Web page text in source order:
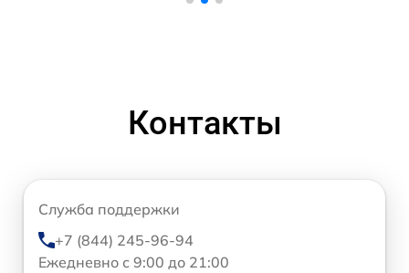
Контакты
Служба поддержки
+7 (844) 245-96-94
Ежедневно с 9:00 до 21:00